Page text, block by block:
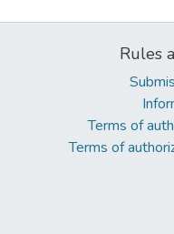
Rules
Terms of
Terms of